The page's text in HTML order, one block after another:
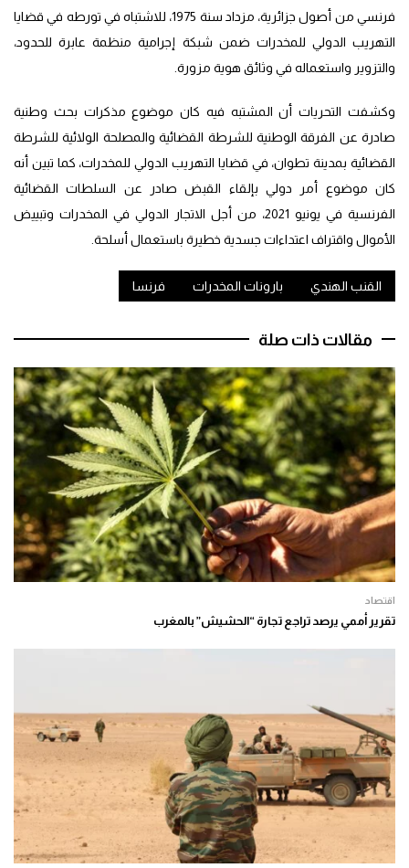
فرنسي من أصول جزائرية، مزداد سنة 1975، للاشتباه في تورطه في قضايا
التهريب الدولي للمخدرات ضمن شبكة إجرامية منظمة عابرة للحدود،
والتزوير واستعماله في وثائق هوية مزورة.
وكشفت التحريات أن المشتبه فيه كان موضوع مذكرات بحث وطنية
صادرة عن الفرقة الوطنية للشرطة القضائية والمصلحة الولائية للشرطة
القضائية بمدينة تطوان، في قضايا التهريب الدولي للمخدرات، كما تبين أنه
كان موضوع أمر دولي بإلقاء القبض صادر عن السلطات القضائية
الفرنسية في يونيو 2021، من أجل الاتجار الدولي في المخدرات وتبييض
الأموال واقتراف اعتداءات جسدية خطيرة باستعمال أسلحة.
القنب الهندي بارونات المخدرات فرنسا
مقالات ذات صلة
اقتصاد
تقرير أممي يرصد تراجع تجارة “الحشيش” بالمغرب